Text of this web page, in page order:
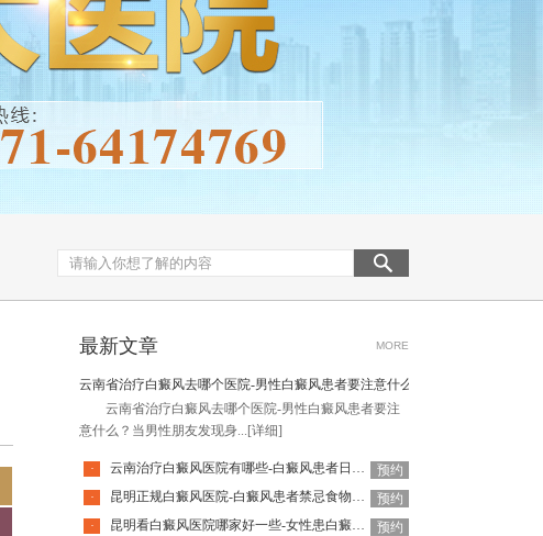
最新文章 MORE
云南省治疗白癜风去哪个医院-男性白癜风患者要注意什么
云南省治疗白癜风去哪个医院-男性白癜风患者要注
意什么？当男性朋友发现身... [详细]
· 云南治疗白癜风医院有哪些-白癜风患者日常如何养生呢
预约
·
昆明正规白癜风医院-白癜风患者禁忌食物有哪些呢
预约
·
昆明看白癜风医院哪家好一些-女性患白癜风后不治疗有什么影响
预约